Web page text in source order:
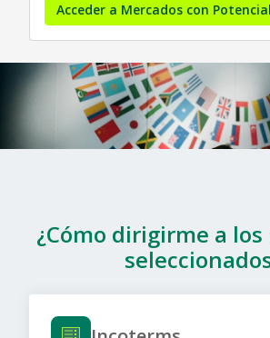
Acceder a Mercados con Potencial
¿Cómo dirigirme a